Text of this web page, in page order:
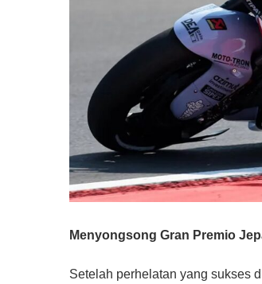
Menyongsong Gran Premio
Setelah perhelatan yang sukses